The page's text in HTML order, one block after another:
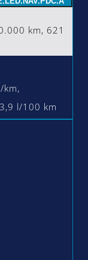
km, 621
km,
l/100 km